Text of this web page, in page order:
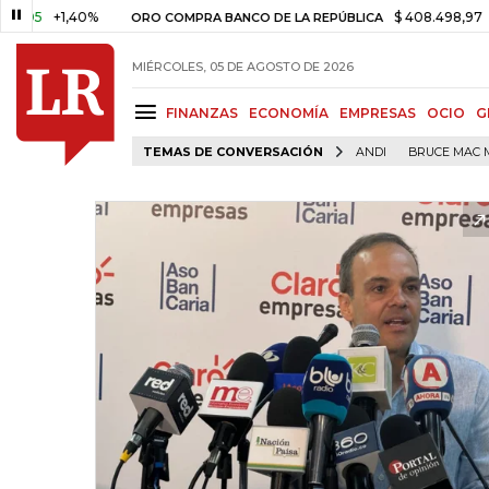
+1,40% ORO COMPRA BANCO DE LA REPÚBLICA $ 408.498,97 +$
MIÉRCOLES, 05 DE AGOSTO DE 2026
FINANZAS ECONOMÍA EMPRESAS OCIO
TEMAS DE CONVERSACIÓN ANDI BRUCE MAC